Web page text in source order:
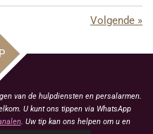
Volgende »
van de hulpdiensten en persalarmen.
U kunt ons tippen via WhatsApp
. Uw tip kan ons helpen om u en